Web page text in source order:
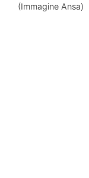
(Immagine Ansa)